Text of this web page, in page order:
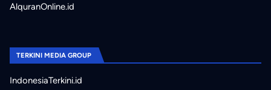
AlquranOnline.id
TERKINI MEDIA GROUP
IndonesiaTerkini.id